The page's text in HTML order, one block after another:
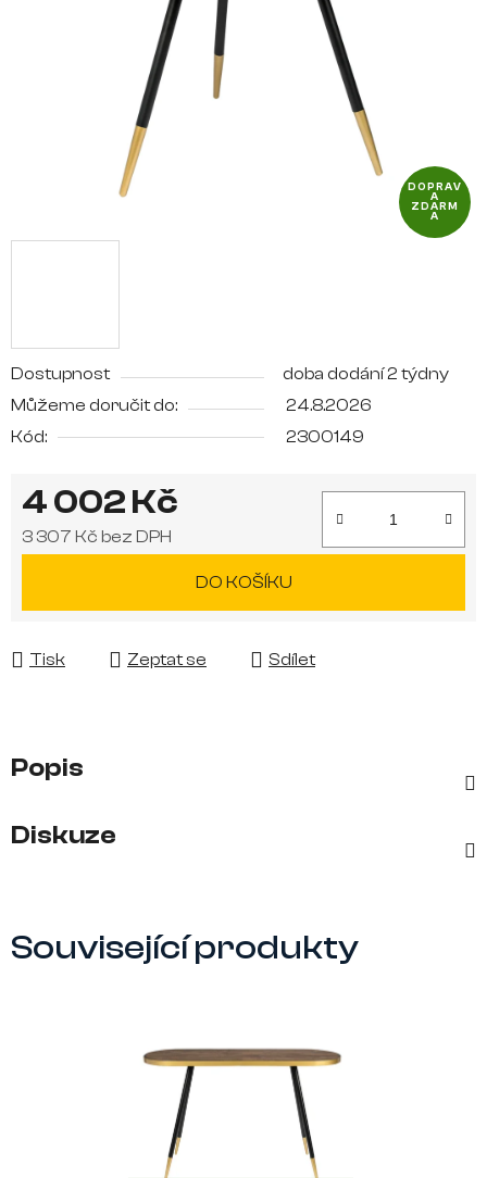
Dostupnost
doba dodání 2 týdny
Můžeme doručit do:
24.8.2026
Kód:
2300149
4 002 Kč
3 307 Kč bez DPH
DO KOŠÍKU
Tisk Zeptat se Sdílet
DOPRAV
A
ZDARM
A
Popis
Diskuze
Související produkty